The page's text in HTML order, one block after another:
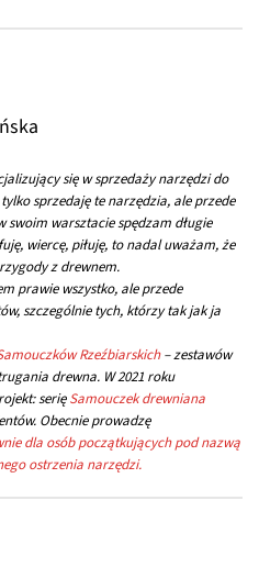
się w sprzedaży narzędzi do
sprzedaję te narzędzia, ale przede
swoim warsztacie spędzam długie
wiercę, piłuję, to nadal uważam, że
z drewnem.
prawie wszystko, ale przede
szczególnie tych, którzy tak jak ja
Rzeźbiarskich– zestawów
drewna. W 2021 roku
serięSamouczek drewniana
Obecnie prowadzę
dla osób początkujących pod nazwą
ostrzenia narzędzi.